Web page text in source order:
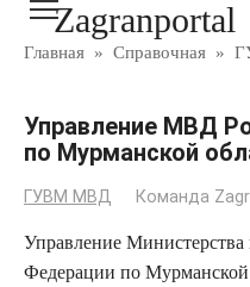
ПерейтиZagranportal
Главная » Справочная »
Управление МВД
по Мурманской
ГУВМ МВД Команда
Управление Министерства
Федерации по